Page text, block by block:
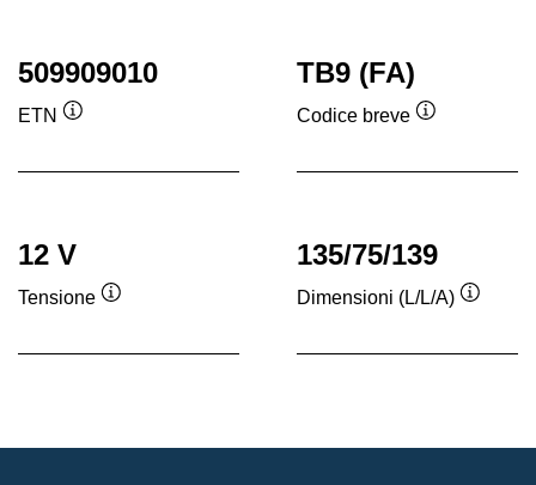
509909010
ETN
TB9 (FA)
Codice breve
12 V
Tensione
135/75/139
Dimensioni (L/L/A)